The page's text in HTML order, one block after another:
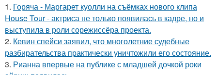
1. Горяча - Маргарет куолли на съёмках нового клипа
House Tour - актриса не только появилась в кадре, но и
выступила в роли сорежиссёра проекта.
2. Кевин спейси заявил, что многолетние судебные
разбирательства практически уничтожили его состояние.
3. Рианна впервые на публике с младшей дочкой роки